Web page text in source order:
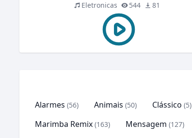
Eletronicas 544 81
Alarmes (56) Animais (50) Clássico (5)
Marimba Remix (163) Mensagem (127)